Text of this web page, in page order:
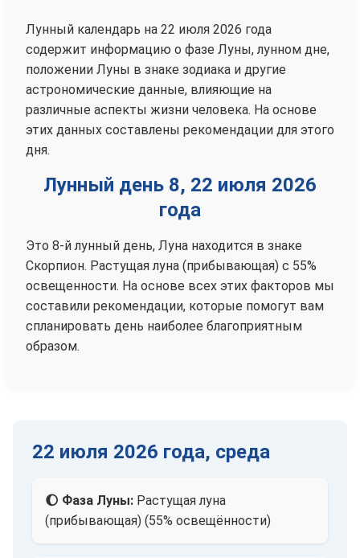
Лунный календарь на 22 июля 2026 года
содержит информацию о фазе Луны, лунном дне,
положении Луны в знаке зодиака и другие
астрономические данные, влияющие на
различные аспекты жизни человека. На основе
этих данных составлены рекомендации для этого
дня.
Лунный день 8, 22 июля 2026
года
Это 8-й лунный день, Луна находится в знаке
Скорпион. Растущая луна (прибывающая) с 55%
освещенности. На основе всех этих факторов мы
составили рекомендации, которые помогут вам
спланировать день наиболее благоприятным
образом.
22 июля 2026 года, среда
🌔 Фаза Луны: Растущая луна
(прибывающая) (55% освещённости)